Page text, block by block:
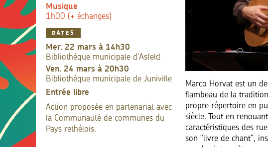
Musique
1h00 (+ échanges)
DATES
mer. 22 mars à 14h30
Bibliothèque municipale d'Asfeld
ven. 24 mars à 20h30
Bibliothèque municipale de Juniville
Entrée libre
Action proposée en partenariat avec
la Communauté de communes du
Pays rethélois.
Marco Horvat est un
flambeau de la
propre répertoire en
siècle. Tout en
caractéristiques des
son "livre de chant",